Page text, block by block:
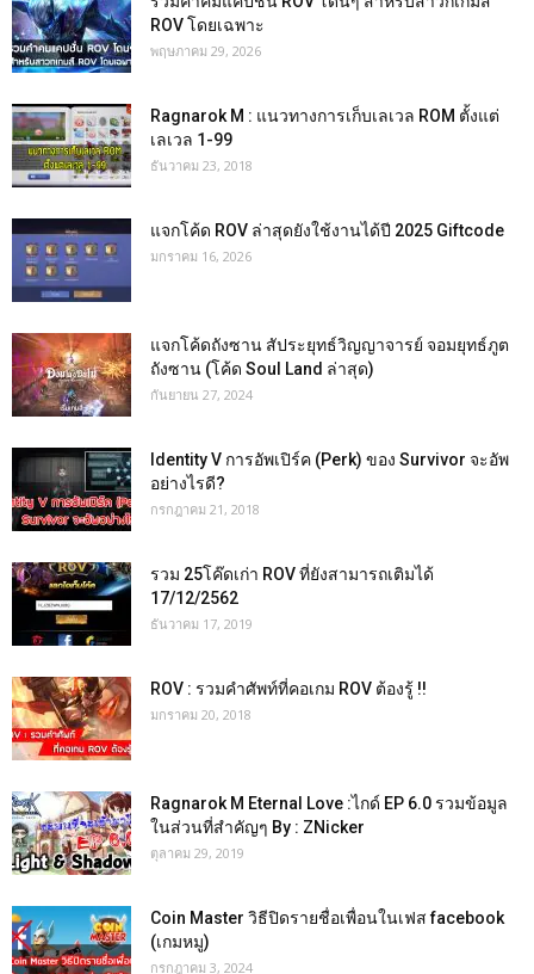
ROV โดยเฉพาะ
พฤษภาคม 29, 2026
Ragnarok M : แนวทางการเก็บเลเวล ROM ตั้งแต่
เลเวล 1-99
ธันวาคม 23, 2018
แจกโค้ด ROV ล่าสุดยังใช้งานได้ปี 2025 Giftcode
มกราคม 16, 2026
แจกโค้ดถังซาน สัประยุทธ์วิญญาจารย์ จอมยุทธ์ภูต
ถังซาน (โค้ด Soul Land ล่าสุด)
กันยายน 27, 2024
Identity V การอัพเปิร์ค (Perk) ของ Survivor จะอัพ
อย่างไรดี?
กรกฎาคม 21, 2018
รวม 25โค๊ดเก่า ROV ที่ยังสามารถเติมได้
17/12/2562
ธันวาคม 17, 2019
ROV : รวมคำศัพท์ที่คอเกม ROV ต้องรู้ !!
มกราคม 20, 2018
Ragnarok M Eternal Love :ไกด์ EP 6.0 รวมข้อมูล
ในส่วนที่สำคัญๆ By : ZNicker
ตุลาคม 29, 2019
Coin Master วิธีปิดรายชื่อเพื่อนในเฟส facebook
(เกมหมู)
กรกฎาคม 3, 2024